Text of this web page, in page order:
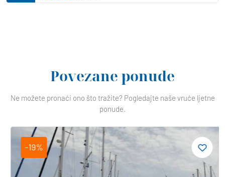
Povezane ponude
Ne možete pronaći ono što tražite? Pogledajte naše vruće ljetne
ponude.
-19%